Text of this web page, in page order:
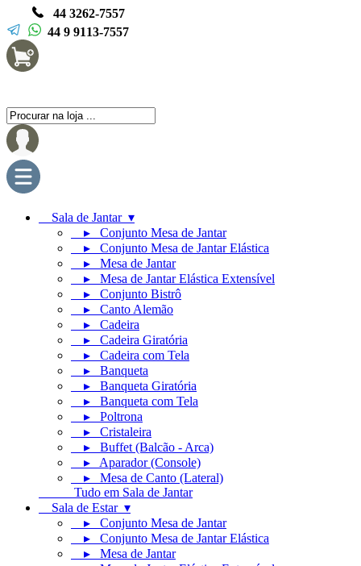
44 3262-7557
44 9 9113-7557
Sala de Jantar ▾
▸ Conjunto Mesa de Jantar
▸ Conjunto Mesa de Jantar Elástica
▸ Mesa de Jantar
▸ Mesa de Jantar Elástica Extensível
▸ Conjunto Bistrô
▸ Canto Alemão
▸ Cadeira
▸ Cadeira Giratória
▸ Cadeira com Tela
▸ Banqueta
▸ Banqueta Giratória
▸ Banqueta com Tela
▸ Poltrona
▸ Cristaleira
▸ Buffet (Balcão - Arca)
▸ Aparador (Console)
▸ Mesa de Canto (Lateral)
Tudo em Sala de Jantar
Sala de Estar ▾
▸ Conjunto Mesa de Jantar
▸ Conjunto Mesa de Jantar Elástica
▸ Mesa de Jantar